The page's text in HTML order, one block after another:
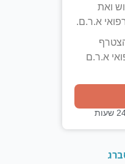
ואת
א.ר.ם.
א.ר.ם